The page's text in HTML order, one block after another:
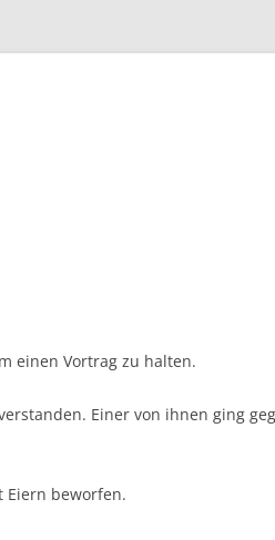
einen Vortrag zu halten.
Einer von ihnen ging
Eiern beworfen.